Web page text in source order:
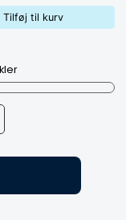
Tilføj til kurv